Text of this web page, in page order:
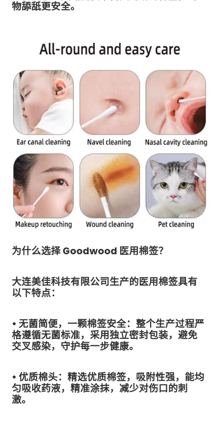
物舔舐更安全。
为什么选择 Goodwood 医用棉签？
大连美佳科技有限公司生产的医用棉签具有
以下特点：
• 无菌简便，一颗棉签安全：整个生产过程严
格遵循无菌标准，采用独立密封包装，避免
交叉感染，守护每一步健康。
• 优质棉头：精选优质棉签，吸附性强，能均
匀吸收药液，精准涂抹，减少对伤口的刺
激。